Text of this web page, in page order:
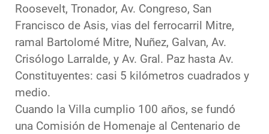
Roosevelt, Tronador, Av. Congreso, San
Francisco de Asis, vias del ferrocarril Mitre,
ramal Bartolomé Mitre, Nuñez, Galvan, Av.
Crisólogo Larralde, y Av. Gral. Paz hasta Av.
Constituyentes: casi 5 kilómetros cuadrados y
medio.
Cuando la Villa cumplio 100 años, se fundó
una Comisión de Homenaje al Centenario de